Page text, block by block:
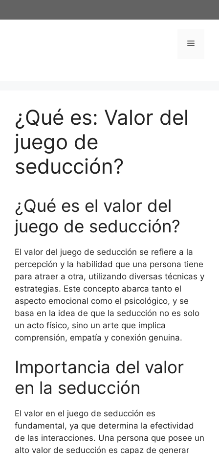
al
Menú
¿Qué es: Valor del
juego de
seducción?
¿Qué es el valor del
juego de seducción?
El valor del juego de seducción se refiere a la
percepción y la habilidad que una persona tiene
para atraer a otra, utilizando diversas técnicas y
estrategias. Este concepto abarca tanto el
aspecto emocional como el psicológico, y se
basa en la idea de que la seducción no es solo
un acto físico, sino un arte que implica
comprensión, empatía y conexión genuina.
Importancia del valor
en la seducción
El valor en el juego de seducción es
fundamental, ya que determina la efectividad
de las interacciones. Una persona que posee un
alto valor de seducción es capaz de generar